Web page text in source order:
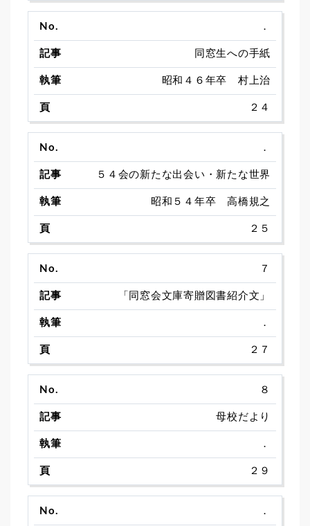
．
同窓生への手紙
昭和４６年卒 村上治
２４
．
５４会の新たな出会い・新たな世界
昭和５４年卒 高橋規之
２５
７
「同窓会文庫寄贈図書紹介文」
．
２７
８
母校だより
．
２９
．